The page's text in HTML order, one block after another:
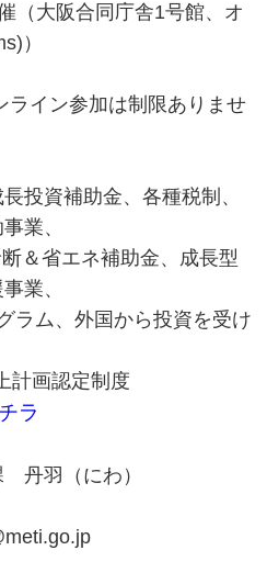
（大阪合同庁舎1号館、オ
）
ライン参加は制限ありませ
投資補助金、各種税制、
業、
＆省エネ補助金、成長型
業、
ラム、外国から投資を受け
計画認定制度
ラ
丹羽（にわ）